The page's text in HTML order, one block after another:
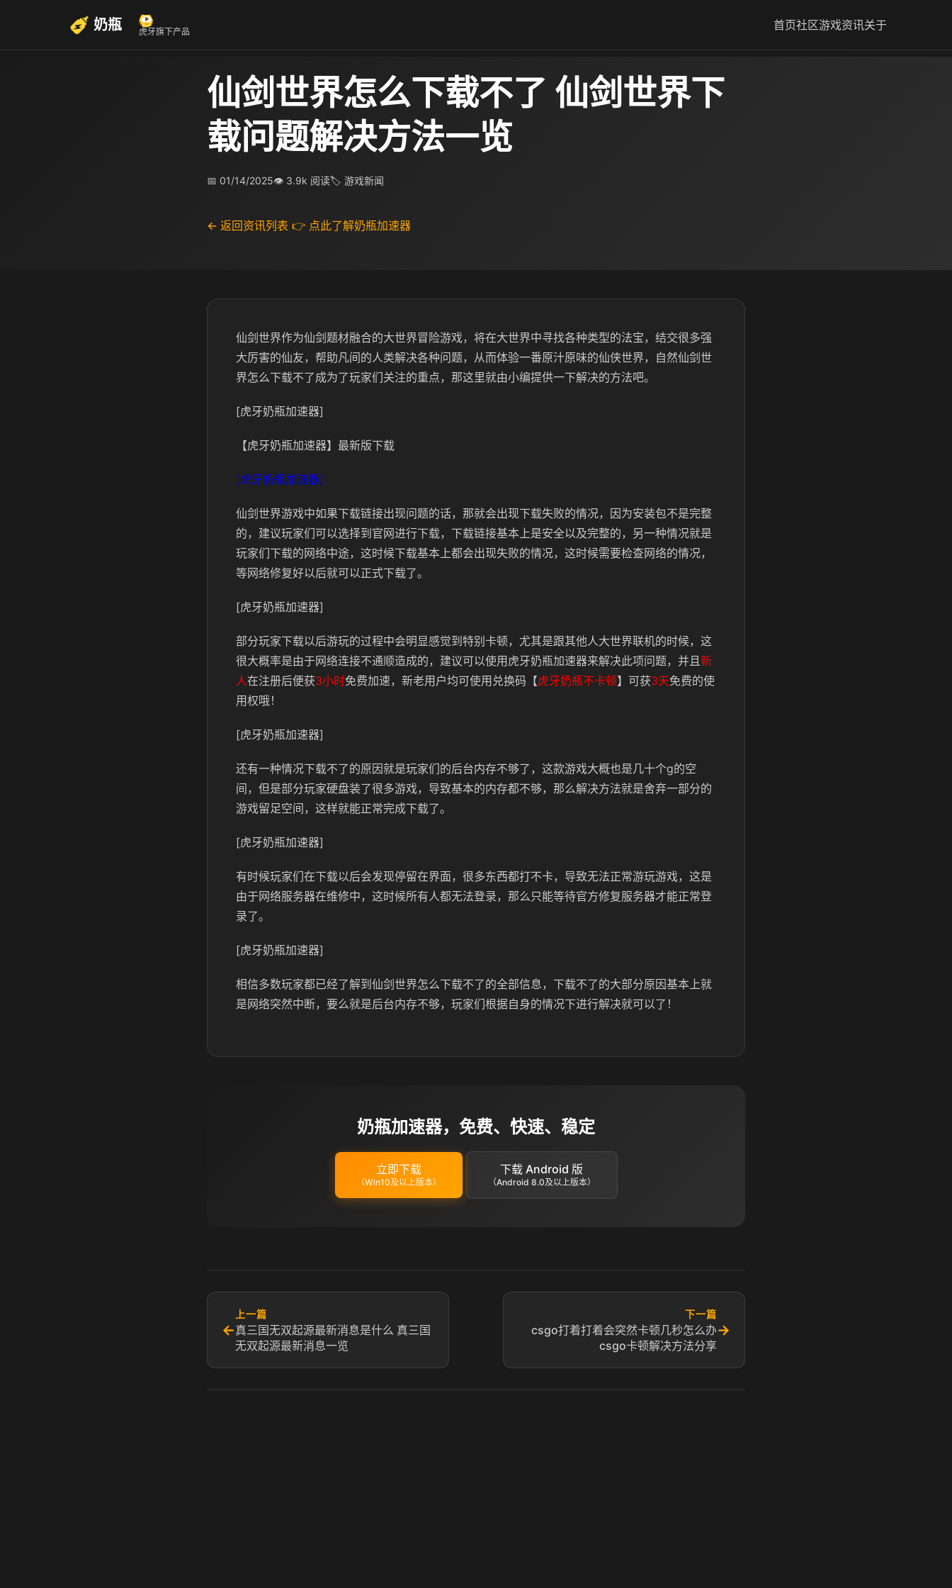
奶瓶 虎牙旗下产品 首页社区游戏资讯关于
仙剑世界怎么下载不了 仙剑世界下
载问题解决方法一览
📅 01/14/2025👁 3.9k 阅读🏷 游戏新闻
← 返回资讯列表 👉 点此了解奶瓶加速器
仙剑世界作为仙剑题材融合的大世界冒险游戏，将在大世界中寻找各种类型的法宝，结交很多强
大厉害的仙友，帮助凡间的人类解决各种问题，从而体验一番原汁原味的仙侠世界，自然仙剑世
界怎么下载不了成为了玩家们关注的重点，那这里就由小编提供一下解决的方法吧。
[虎牙奶瓶加速器]
【虎牙奶瓶加速器】最新版下载
[虎牙奶瓶加速器]
仙剑世界游戏中如果下载链接出现问题的话，那就会出现下载失败的情况，因为安装包不是完整
的，建议玩家们可以选择到官网进行下载，下载链接基本上是安全以及完整的，另一种情况就是
玩家们下载的网络中途，这时候下载基本上都会出现失败的情况，这时候需要检查网络的情况，
等网络修复好以后就可以正式下载了。
[虎牙奶瓶加速器]
部分玩家下载以后游玩的过程中会明显感觉到特别卡顿，尤其是跟其他人大世界联机的时候，这
很大概率是由于网络连接不通顺造成的，建议可以使用虎牙奶瓶加速器来解决此项问题， 并且新
人在注册后便获3小时免费加速，新老用户均可使用兑换码【虎牙奶瓶不卡顿】可获3天免费的使
用权哦！
[虎牙奶瓶加速器]
还有一种情况下载不了的原因就是玩家们的后台内存不够了，这款游戏大概也是几十个g的空
间，但是部分玩家硬盘装了很多游戏，导致基本的内存都不够，那么解决方法就是舍弃一部分的
游戏留足空间，这样就能正常完成下载了。
[虎牙奶瓶加速器]
有时候玩家们在下载以后会发现停留在界面，很多东西都打不卡，导致无法正常游玩游戏，这是
由于网络服务器在维修中，这时候所有人都无法登录，那么只能等待官方修复服务器才能正常登
录了。
[虎牙奶瓶加速器]
相信多数玩家都已经了解到仙剑世界怎么下载不了的全部信息，下载不了的大部分原因基本上就
是网络突然中断，要么就是后台内存不够，玩家们根据自身的情况下进行解决就可以了！
奶瓶加速器，免费、快速、稳定
立即下载
（Win10及以上版本）
下载 Android 版
（Android 8.0及以上版本）
←
上一篇
真三国无双起源最新消息是什么 真三国
无双起源最新消息一览
下一篇
csgo打着打着会突然卡顿几秒怎么办
csgo卡顿解决方法分享
→